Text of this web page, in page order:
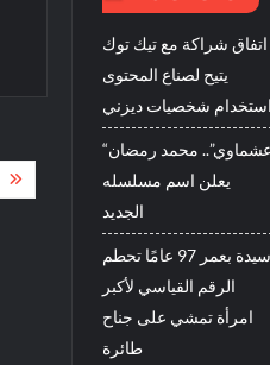
اتفاق شراكة مع تيك توك
يتيح لصناع المحتوى
استخدام شخصيات ديزني
“عشماوي”.. محمد رمضان
يعلن اسم مسلسله
الجديد
سيدة بعمر 97 عامًا تحطم
الرقم القياسي لأكبر
امرأة تمشي على جناح
طائرة